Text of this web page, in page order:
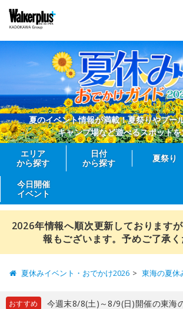
夏のイベント情報が満載！夏祭りやプー
キャンプ場など遊べるスポット
エリア
から探す
日付
から探す
夏祭り
今日開催
イベント
2026年情報へ順次更新しております
報もございます。予めご了承く
夏休みイベント・おでかけ2026 東海の夏休
おすすめ
今週末8/8(土)～8/9(日)開催の東海